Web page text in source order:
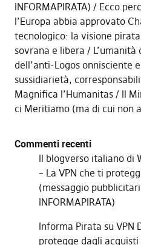
INFORMAPIRATA)
Ecco
l’Europa abbia approvato
tecnologico: la visione
sovrana e libera
dell’anti-Logos onnisciente
sussidiarietà,
Magnifica l’Humanitas
Il
ci Meritiamo (ma di cui non
Commenti recenti
Il blogverso italiano di
– La VPN che ti
(messaggio
INFORMAPIRATA)
Informa Pirata su VPN
protegge dagli